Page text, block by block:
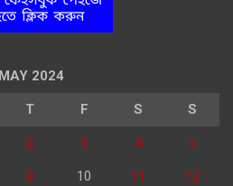
MAY 2024
T F S S
2 3 4 5
9 10 11 12